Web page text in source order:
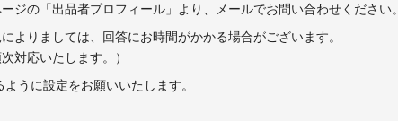
ジの「出品者プロフィール」より、メールでお問い合わせください。
よりましては、回答にお時間がかかる場合がございます。
対応いたします。）
うに設定をお願いいたします。